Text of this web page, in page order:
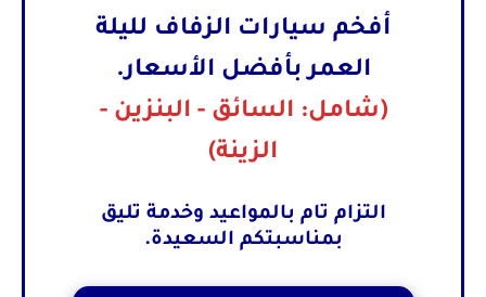
أفخم سيارات الزفاف لليلة
العمر بأفضل الأسعار.
(شامل: السائق - البنزين -
الزينة)
التزام تام بالمواعيد وخدمة تليق
بمناسبتكم السعيدة.